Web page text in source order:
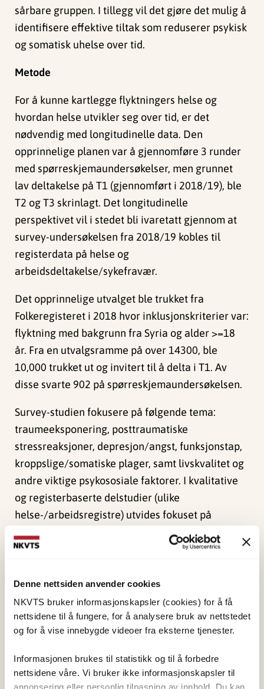
Denne nettsiden anvender cookies
NKVTS bruker informasjonskapsler (cookies) for å få
nettsidene til å fungere, for å analysere bruk av nettstedet
og for å vise innebygde videoer fra eksterne tjenester.
Informasjonen brukes til statistikk og til å forbedre
nettsidene våre. Vi bruker ikke informasjonskapsler til
annonsering eller personlig tilpasning av innhold. Du kan
sårbare gruppen. I tillegg vil det gjøre det mulig å
identifisere effektive tiltak som reduserer psykisk
og somatisk uhelse over tid.
Metode
For å kunne kartlegge flyktningers helse og
hvordan helse utvikler seg over tid, er det
nødvendig med longitudinelle data. Den
opprinnelige planen var å gjennomføre 3 runder
med spørreskjemaundersøkelser, men grunnet
lav deltakelse på T1 (gjennomført i 2018/19), ble
T2 og T3 skrinlagt. Det longitudinelle
perspektivet vil i stedet bli ivaretatt gjennom at
survey-undersøkelsen fra 2018/19 kobles til
registerdata på helse og
arbeidsdeltakelse/sykefravær.
Det opprinnelige utvalget ble trukket fra
Folkeregisteret i 2018 hvor inklusjonskriterier var:
flyktning med bakgrunn fra Syria og alder >=18
år. Fra en utvalgsramme på over 14300, ble
10,000 trukket ut og invitert til å delta i T1. Av
disse svarte 902 på spørreskjemaundersøkelsen.
Survey-studien fokusere på følgende tema:
traumeeksponering, posttraumatiske
stressreaksjoner, depresjon/angst, funksjonstap,
kroppslige/somatiske plager, samt livskvalitet og
andre viktige psykososiale faktorer. I kvalitative
og registerbaserte delstudier (ulike
helse-/arbeidsregistre) utvides fokuset på
psykososiale forhold. Dette innebærer spørsmål
om opplevd støtte fra familie, venner og
utdanning og arbeidsrelaterte tjenester og
bosituasjon.
Publikasjoner
Nissen, A. , Hynek, K. A., Scales, D., Hilden, P. K.
, &
Straiton, M. L. (2022). Chronic pain, mental health